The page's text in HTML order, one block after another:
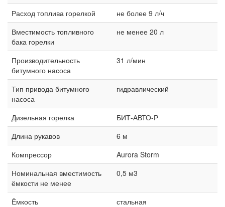
Расход топлива горелкой
не более 9 л/ч
Вместимость топливного
бака горелки
не менее 20 л
Производительность
битумного насоса
31 л/мин
Тип привода битумного
насоса
гидравлический
Дизельная горелка
БИТ-АВТО-Р
Длина рукавов
6 м
Компрессор
Aurora Storm
Номинальная вместимость
ёмкости не менее
0,5 м3
Ёмкость
стальная